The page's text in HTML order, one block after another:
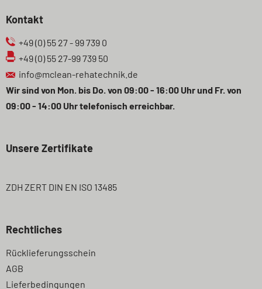
Kontakt
+49 (0) 55 27 - 99 739 0
+49 (0) 55 27-99 739 50
info@mclean-rehatechnik.de
Wir sind von Mon. bis Do. von 09:00 - 16:00 Uhr und Fr. von
09:00 - 14:00 Uhr telefonisch erreichbar.
Unsere Zertifikate
ZDH ZERT DIN EN ISO 13485
Rechtliches
Navigation
überspringen
Rücklieferungsschein
AGB
Lieferbedingungen